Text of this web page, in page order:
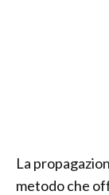
La
metodo che